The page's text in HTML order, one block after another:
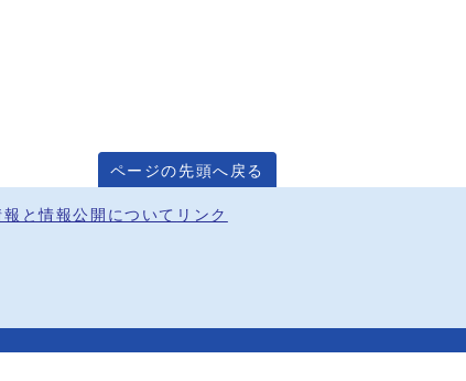
ページの先頭へ戻る
と情報公開について リンク